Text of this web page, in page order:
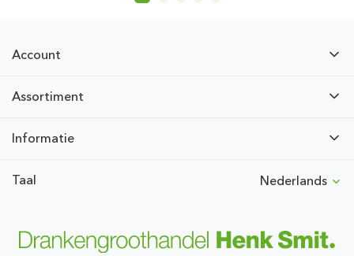
Account
Assortiment
Informatie
Taal Nederlands